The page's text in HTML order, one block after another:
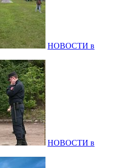
НОВОСТИ в
НОВОСТИ в